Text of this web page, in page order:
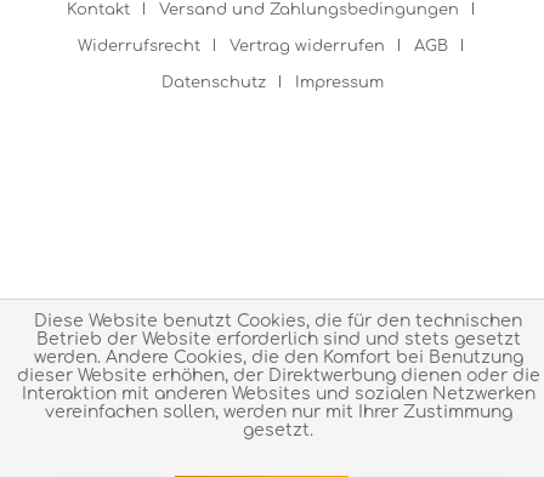
Kontakt Versand und Zahlungsbedingungen
Widerrufsrecht Vertrag widerrufen AGB
Datenschutz Impressum
Diese Website benutzt Cookies, die für den technischen
Betrieb der Website erforderlich sind und stets gesetzt
werden. Andere Cookies, die den Komfort bei Benutzung
dieser Website erhöhen, der Direktwerbung dienen oder die
Interaktion mit anderen Websites und sozialen Netzwerken
vereinfachen sollen, werden nur mit Ihrer Zustimmung
gesetzt.